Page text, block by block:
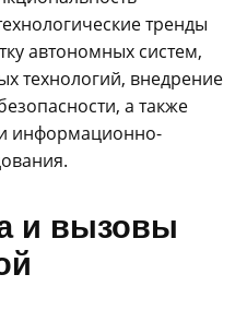
тренды
автономных систем,
технологий, внедрение
а также
и информационно-
и вызовы